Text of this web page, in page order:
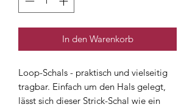
In den Warenkorb
Loop-Schals - praktisch und vielseitig
tragbar. Einfach um den Hals gelegt,
lässt sich dieser Strick-Schal wie ein